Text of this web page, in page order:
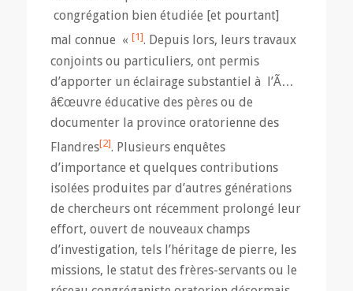
congrégation bien étudiée [et pourtant]
mal connue « [1]. Depuis lors, leurs travaux
conjoints ou particuliers, ont permis
d’apporter un éclairage substantiel à l’Ã…
â€œuvre éducative des pères ou de
documenter la province oratorienne des
Flandres[2]. Plusieurs enquêtes
d’importance et quelques contributions
isolées produites par d’autres générations
de chercheurs ont récemment prolongé leur
effort, ouvert de nouveaux champs
d’investigation, tels l’héritage de pierre, les
missions, le statut des frères-servants ou le